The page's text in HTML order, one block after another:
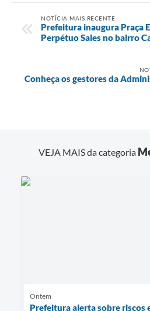
NOTÍCIA MAIS RECENTE
Prefeitura inaugura Praça
Perpétuo Sales no bairro
Conheça os gestores da
VEJA MAIS da categoria
Ontem
Prefeitura alerta sobre riscos